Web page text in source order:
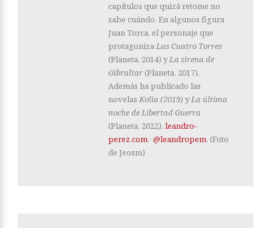
capítulos que quizá retome no
sabe cuándo. En algunos figura
Juan Torca, el personaje que
protagonizaLas Cuatro Torres
(Planeta, 2014) yLa sirena de
Gibraltar (Planeta, 2017).
Además ha publicado las
novelas Kolia (2019) yLa última
noche de Libertad Guerra
(Planeta, 2022). leandro-
perez.com · @leandropem. (Foto
de Jeosm)